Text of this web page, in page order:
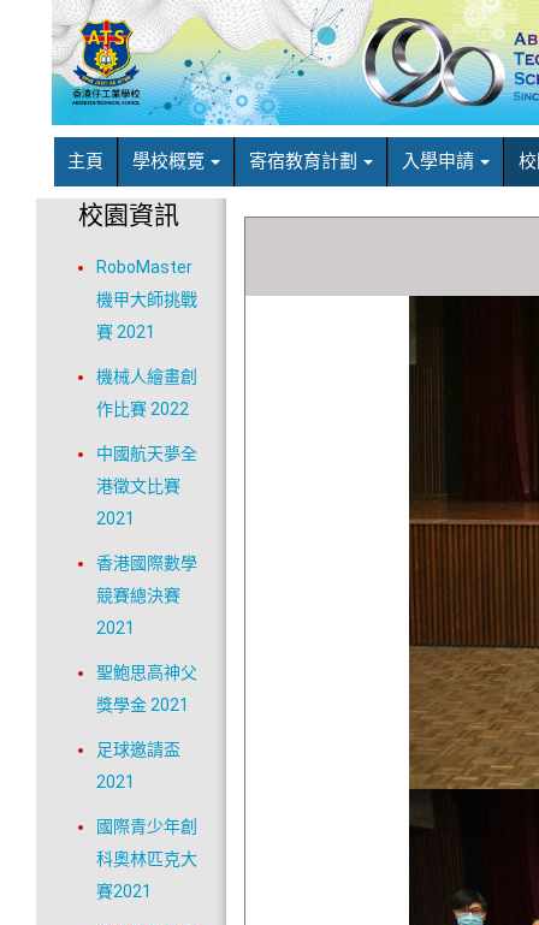
主頁 學校概覽 寄宿教育計劃 入學申請
校園資訊
RoboMaster
機甲大師挑戰
賽 2021
機械人繪畫創
作比賽 2022
中國航天夢全
港徵文比賽
2021
香港國際數學
競賽總決賽
2021
聖鮑思高神父
獎學金 2021
足球邀請盃
2021
國際青少年創
科奧林匹克大
賽2021